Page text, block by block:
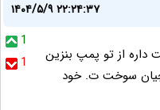
۱۴۰۴/۵/۹ ۲۲:۲۴:۳۷
1
1
از تو پمپ بنزین
سوخت ت. خود